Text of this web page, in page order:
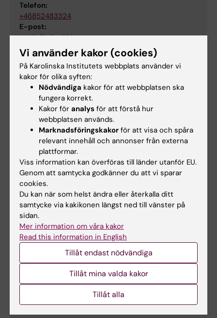
Telefon:
+46852483324
E-post:
marie.linder@ki.se
Ansvarig för forskningsområde dermatologi
Kinda Lundström
Doktorand
E-post:
kinda.lundstrom@ki.se
Fredh Netterström Wedin
Doktorand
E-post:
fredh.netterstrom.wedin@ki.se
Ingvild Odsbu
Anknuten till Forskning
ingvild.odsbu@ki.se
Vi använder kakor (cookies)
På Karolinska Institutets webbplats använder vi
kakor för olika syften:
Nödvändiga kakor för att webbplatsen ska
fungera korrekt.
Kakor för analys för att förstå hur
webbplatsen används.
Marknadsföringskakor för att visa och spåra
relevant innehåll och annonser från externa
plattformar.
Viss information kan överföras till länder utanför EU.
Genom att samtycka godkänner du att vi sparar
cookies.
Du kan när som helst ändra eller återkalla ditt
samtycke via kakikonen längst ned till vänster på
sidan.
Mer information om våra kakor
Read this information in English
Tillåt endast nödvändiga
Tillåt mina valda kakor
Tillåt alla